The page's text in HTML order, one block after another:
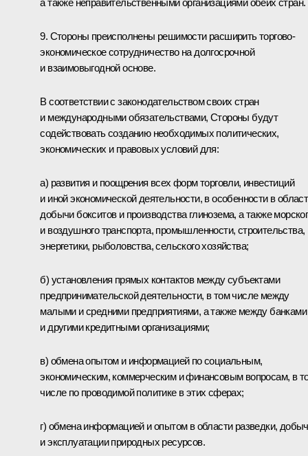
а также неправительственными организациями обеих стран.
9. Стороны преисполнены решимости расширить торгово-
экономическое сотрудничество на долгосрочной
и взаимовыгодной основе.
В соответствии с законодательством своих стран
и международными обязательствами, Стороны будут
содействовать созданию необходимых политических,
экономических и правовых условий для:
а) развития и поощрения всех форм торговли, инвестиций
и иной экономической деятельности, в особенности в
добычи бокситов и производства глинозема, а также
и воздушного транспорта, промышленности, строительства,
энергетики, рыболовства, сельского хозяйства;
б) установления прямых контактов между субъектами
предпринимательской деятельности, в том числе между
малыми и средними предприятиями, а также между банками
и другими кредитными организациями;
в) обмена опытом и информацией по социальным,
экономическим, коммерческим и финансовым вопросам, в
числе по проводимой политике в этих сферах;
г) обмена информацией и опытом в области разведки,
и эксплуатации природных ресурсов.